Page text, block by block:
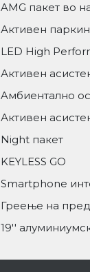
AMG пакет во
Активен
LED High
Активен
Aмбиентално
Активен
Night пакет
KEYLESS GO
Smartphone
Греење на
19''